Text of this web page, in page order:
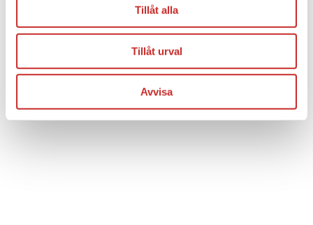
Tillåt alla
Tillåt urval
Avvisa